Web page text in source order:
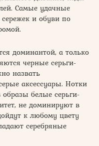
Самые удачные
и обуви по
доминантой, а только
черные серьги-
назвать
аксессуары. Нотки
белые серьги-
не доминируют в
к любому цвету
серебряные